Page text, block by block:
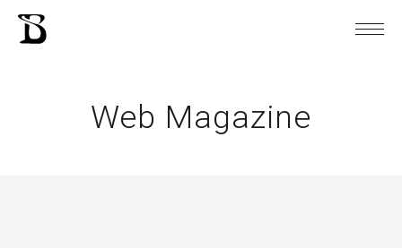
Web Magazine